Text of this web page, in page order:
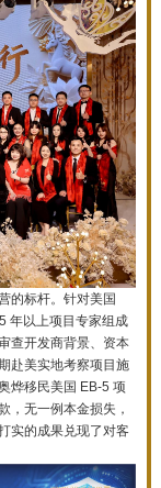
的标杆。针对美国
年以上项目专家组成
查开发商背景、资本
赴美实地考察项目施
烨移民美国 EB-5 项
，无一例本金损失，
实的成果兑现了对客